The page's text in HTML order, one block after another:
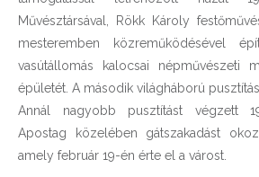
Művésztársával, Rökk Károly
mesteremben közreműködésével
vasútállomás kalocsai népművészeti
épületét. A második világháború
Annál nagyobb pusztítást végzett
Apostag közelében gátszakadást
amely február 19-én érte el a várost.